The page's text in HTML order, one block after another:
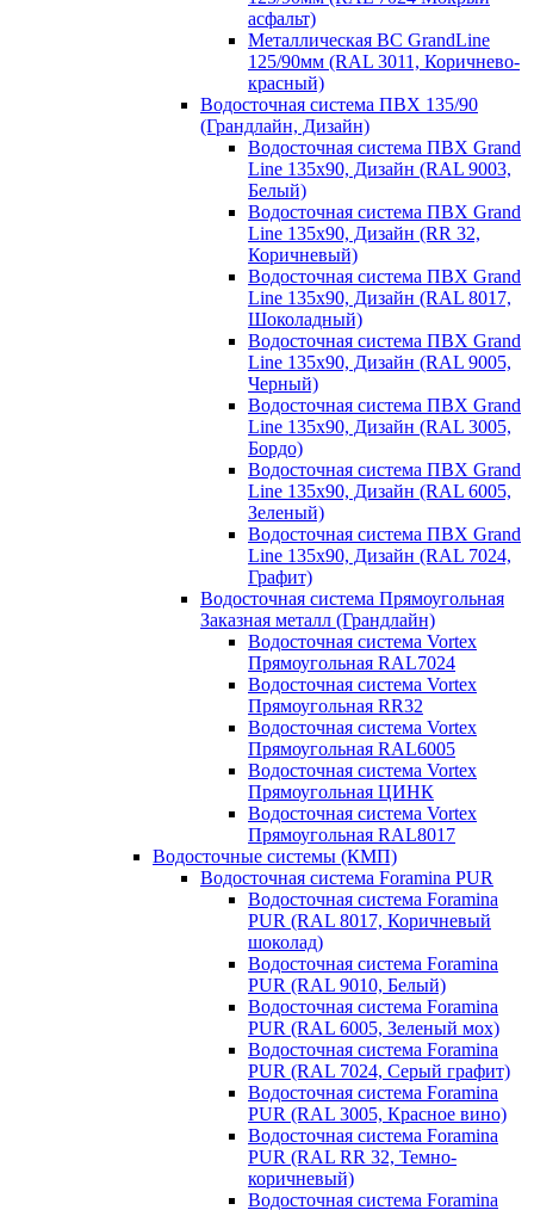
асфальт)
Металлическая ВС GrandLine
125/90мм (RAL 3011, Коричнево-
красный)
Водосточная система ПВХ 135/90
(Грандлайн, Дизайн)
Водосточная система ПВХ Grand
Line 135х90, Дизайн (RAL 9003,
Белый)
Водосточная система ПВХ Grand
Line 135х90, Дизайн (RR 32,
Коричневый)
Водосточная система ПВХ Grand
Line 135х90, Дизайн (RAL 8017,
Шоколадный)
Водосточная система ПВХ Grand
Line 135х90, Дизайн (RAL 9005,
Черный)
Водосточная система ПВХ Grand
Line 135х90, Дизайн (RAL 3005,
Бордо)
Водосточная система ПВХ Grand
Line 135х90, Дизайн (RAL 6005,
Зеленый)
Водосточная система ПВХ Grand
Line 135х90, Дизайн (RAL 7024,
Графит)
Водосточная система Прямоугольная
Заказная металл (Грандлайн)
Водосточная система Vortex
Прямоугольная RAL7024
Водосточная система Vortex
Прямоугольная RR32
Водосточная система Vortex
Прямоугольная RAL6005
Водосточная система Vortex
Прямоугольная ЦИНК
Водосточная система Vortex
Прямоугольная RAL8017
Водосточные системы (КМП)
Водосточная система Foramina PUR
Водосточная система Foramina
PUR (RAL 8017, Коричневый
шоколад)
Водосточная система Foramina
PUR (RAL 9010, Белый)
Водосточная система Foramina
PUR (RAL 6005, Зеленый мох)
Водосточная система Foramina
PUR (RAL 7024, Серый графит)
Водосточная система Foramina
PUR (RAL 3005, Красное вино)
Водосточная система Foramina
PUR (RAL RR 32, Темно-
коричневый)
Водосточная система Foramina